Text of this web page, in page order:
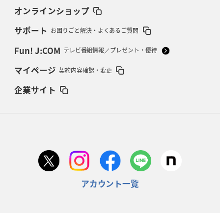
オンラインショップ
サポート お困りごと解決・よくあるご質問
Fun! J:COM テレビ番組情報／プレゼント・優待
マイページ 契約内容確認・変更
企業サイト
アカウント一覧